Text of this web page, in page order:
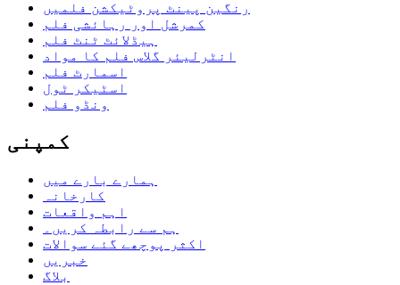
رنگین پینٹ پروٹیکشن فلمیں
کمرشل اور رہائشی فلم
ہیڈلائٹ ٹنٹ فلم
انٹرلیئر گلاس فلم کا مواد
اسمارٹ فلم
اسٹیکر ٹول
ونڈو فلم
کمپنی
ہمارے بارے میں
کارخانہ
اہم واقعات
ہم سے رابطہ کریں۔
اکثر پوچھے گئے سوالات
خبریں
بلاگ